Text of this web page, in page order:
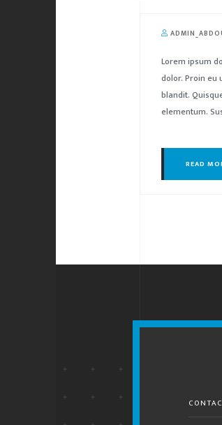
Lorem ipsum
dolor. Proin eu
blandit.
elementum.
READ